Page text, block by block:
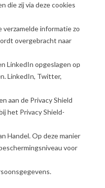
die zij via deze cookies
verzamelde informatie zo
overgebracht naar
LinkedIn opgeslagen op
LinkedIn, Twitter,
aan de Privacy Shield
het Privacy Shield-
Handel. Op deze manier
voor